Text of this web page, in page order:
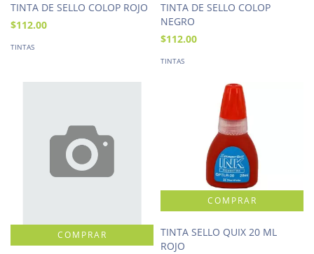
TINTA DE SELLO COLOP ROJO
$112.00
TINTAS
TINTA DE SELLO COLOP
NEGRO
$112.00
TINTAS
TINTA SELLO QUIX 20 ML
ROJO